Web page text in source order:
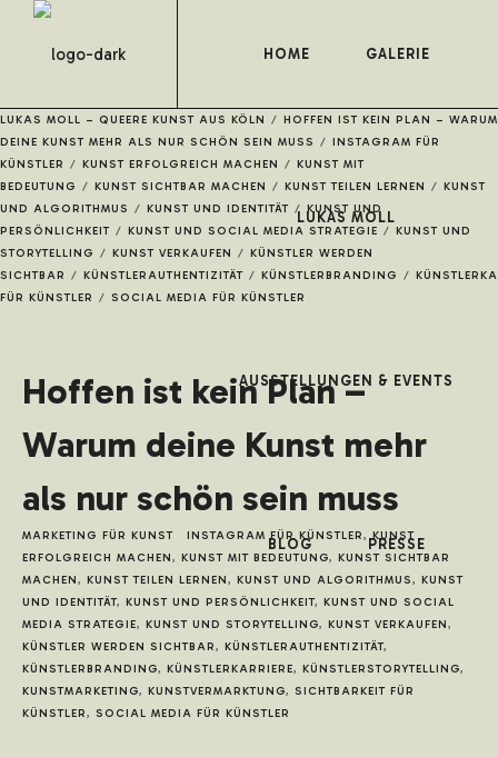
HOME GALERIE
LUKAS MOLL
AUSSTELLUNGEN & EVENTS
BLOG PRESSE
LUKAS MOLL – QUEERE KUNST AUS KÖLN / HOFFEN IST KEIN PLAN – WARUM
DEINE KUNST MEHR ALS NUR SCHÖN SEIN MUSS / INSTAGRAM FÜR
KÜNSTLER / KUNST ERFOLGREICH MACHEN / KUNST MIT
BEDEUTUNG / KUNST SICHTBAR MACHEN / KUNST TEILEN LERNEN / KUNST
UND ALGORITHMUS / KUNST UND IDENTITÄT / KUNST UND
PERSÖNLICHKEIT / KUNST UND SOCIAL MEDIA STRATEGIE / KUNST UND
STORYTELLING / KUNST VERKAUFEN / KÜNSTLER WERDEN
SICHTBAR / KÜNSTLERAUTHENTIZITÄT / KÜNSTLERBRANDING /
FÜR KÜNSTLER / SOCIAL MEDIA FÜR KÜNSTLER
Hoffen ist kein Plan –
Warum deine Kunst mehr
als nur schön sein muss
MARKETING FÜR KUNST INSTAGRAM FÜR KÜNSTLER,KUNST
ERFOLGREICH MACHEN, KUNST MIT BEDEUTUNG, KUNST SICHTBAR
MACHEN, KUNST TEILEN LERNEN, KUNST UND ALGORITHMUS, KUNST
UND IDENTITÄT, KUNST UND PERSÖNLICHKEIT, KUNST UND SOCIAL
MEDIA STRATEGIE, KUNST UND STORYTELLING, KUNST VERKAUFEN,
KÜNSTLER WERDEN SICHTBAR, KÜNSTLERAUTHENTIZITÄT,
KÜNSTLERBRANDING, KÜNSTLERKARRIERE, KÜNSTLERSTORYTELLING,
KUNSTMARKETING, KUNSTVERMARKTUNG, SICHTBARKEIT FÜR
KÜNSTLER, SOCIAL MEDIA FÜR KÜNSTLER